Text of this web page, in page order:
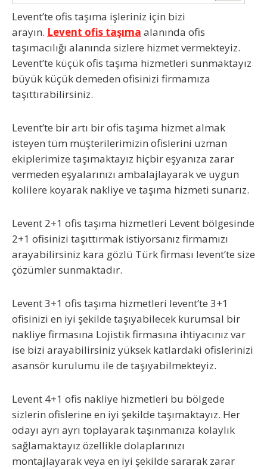
Levent’te ofis taşıma işleriniz için bizi
arayın. Levent ofis taşıma alanında ofis
taşımacılığı alanında sizlere hizmet vermekteyiz.
Levent’te küçük ofis taşıma hizmetleri sunmaktayız
büyük küçük demeden ofisinizi firmamıza
taşıttırabilirsiniz.
Levent’te bir artı bir ofis taşıma hizmet almak
isteyen tüm müşterilerimizin ofislerini uzman
ekiplerimize taşımaktayız hiçbir eşyanıza zarar
vermeden eşyalarınızı ambalajlayarak ve uygun
kolilere koyarak nakliye ve taşıma hizmeti sunarız.
Levent 2+1 ofis taşıma hizmetleri Levent bölgesinde
2+1 ofisinizi taşıttırmak istiyorsanız firmamızı
arayabilirsiniz kara gözlü Türk firması levent’te size
çözümler sunmaktadır.
Levent 3+1 ofis taşıma hizmetleri levent’te 3+1
ofisinizi en iyi şekilde taşıyabilecek kurumsal bir
nakliye firmasına Lojistik firmasına ihtiyacınız var
ise bizi arayabilirsiniz yüksek katlardaki ofislerinizi
asansör kurulumu ile de taşıyabilmekteyiz.
Levent 4+1 ofis nakliye hizmetleri bu bölgede
sizlerin ofislerine en iyi şekilde taşımaktayız. Her
odayı ayrı ayrı toplayarak taşınmanıza kolaylık
sağlamaktayız özellikle dolaplarınızı
montajlayarak veya en iyi şekilde sararak zarar